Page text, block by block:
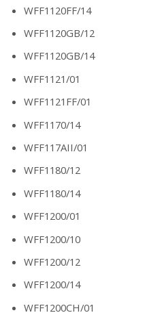
WFF1120FF/14
WFF1120GB/12
WFF1120GB/14
WFF1121/01
WFF1121FF/01
WFF1170/14
WFF117AII/01
WFF1180/12
WFF1180/14
WFF1200/01
WFF1200/10
WFF1200/12
WFF1200/14
WFF1200CH/01